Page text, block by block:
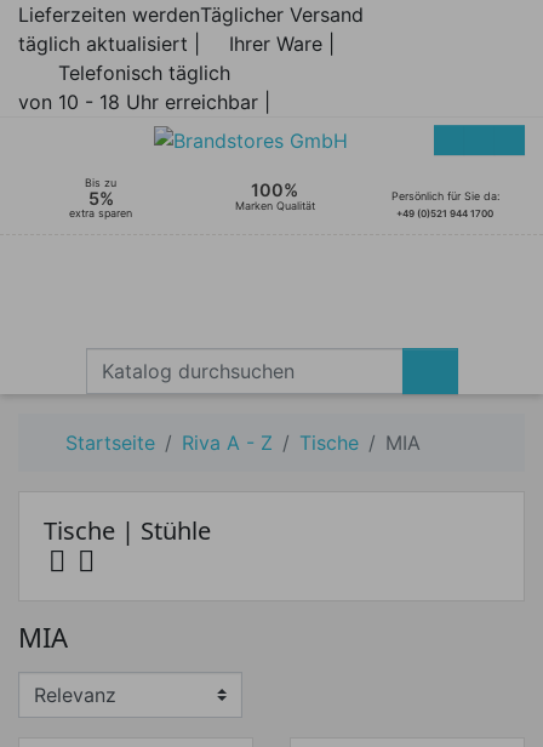
Lieferzeiten werden
täglich aktualisiert |
Täglicher Versand
Ihrer Ware |
Telefonisch täglich
von 10 - 18 Uhr erreichbar |
Bis zu
5%
extra sparen
100%
Marken Qualität
Persönlich für Sie da:
+49 (0)521 944 1700
Startseite Riva A - Z Tische MIA
Tische | Stühle
 
MIA